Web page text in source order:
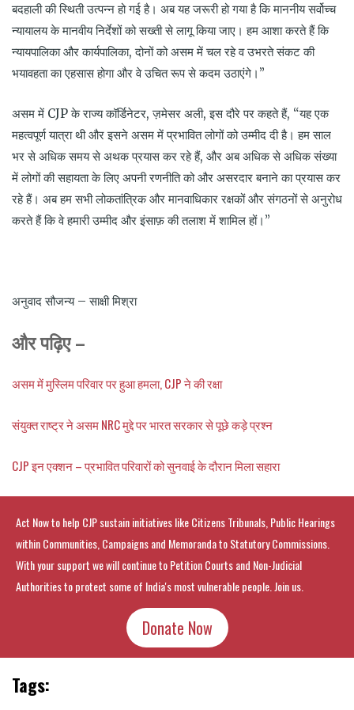
बदहाली की स्थिती उत्पन्न हो गई है। अब यह जरूरी हो गया है कि माननीय सर्वोच्च
न्यायालय के मानवीय निर्देशों को सख्ती से लागू किया जाए। हम आशा करते हैं कि
न्यायपालिका और कार्यपालिका, दोनों को असम में चल रहे व उभरते संकट की
भयावहता का एहसास होगा और वे उचित रूप से कदम उठाएंगे।”
असम में CJP के राज्य कॉर्डिनेटर, ज़मेसर अली, इस दौरे पर कहते हैं, “यह एक
महत्वपूर्ण यात्रा थी और इसने असम में प्रभावित लोगों को उम्मीद दी है। हम साल
भर से अधिक समय से अथक प्रयास कर रहे हैं, और अब अधिक से अधिक संख्या
में लोगों की सहायता के लिए अपनी रणनीति को और असरदार बनाने का प्रयास कर
रहे हैं। अब हम सभी लोकतांत्रिक और मानवाधिकार रक्षकों और संगठनों से अनुरोध
करते हैं कि वे हमारी उम्मीद और इंसाफ़ की तलाश में शामिल हों।”
अनुवाद सौजन्य – साक्षी मिश्रा
और पढ़िए –
असम में मुस्लिम परिवार पर हुआ हमला, CJP ने की रक्षा
संयुक्त राष्ट्र ने असम NRC मुद्दे पर भारत सरकार से पूछे कड़े प्रश्न
CJP इन एक्शन – प्रभावित परिवारों को सुनवाई के दौरान मिला सहारा
Act Now to help CJP sustain initiatives like Citizens Tribunals, Public Hearings
within Communities, Campaigns and Memoranda to Statutory Commissions.
With your support we will continue to Petition Courts and Non-Judicial
Authorities to protect some of India's most vulnerable people. Join us.
Donate Now
Tags: